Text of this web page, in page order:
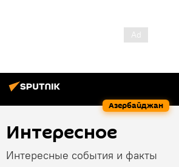
Азербайджан
Интересное
Интересные события и факты